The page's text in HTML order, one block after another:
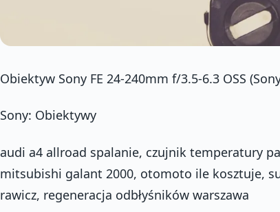
Obiektyw Sony FE 24-240mm f/3.5-6.3 OSS
Sony: Obiektywy
audi a4 allroad spalanie, czujnik temperatury
mitsubishi galant 2000, otomoto ile kosztuje,
rawicz, regeneracja odbłyśników warszawa